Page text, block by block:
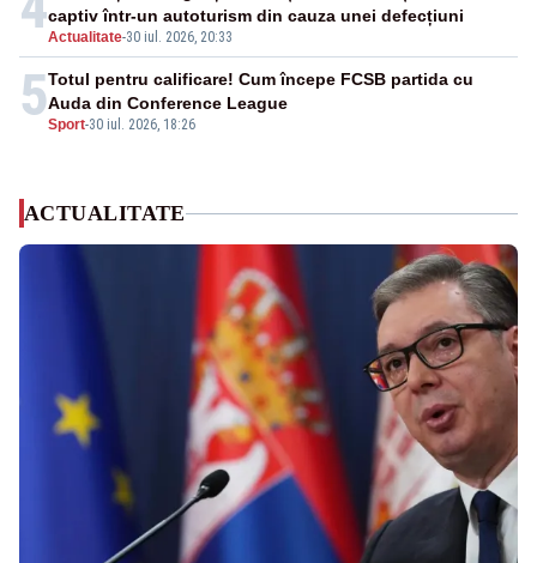
Actualitate-30 iul. 2026, 20:33
captiv într-un autoturism din cauza unei defecțiuni
5Sport-30 iul. 2026, 18:26
Totul pentru calificare! Cum începe FCSB partida cu
Auda din Conference League
ACTUALITATE